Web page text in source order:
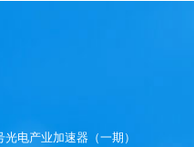
电产业加速器（一期）